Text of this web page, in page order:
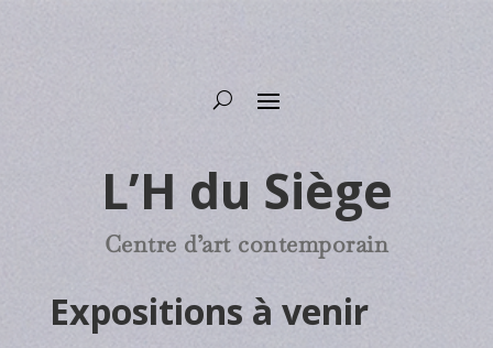
L’H du Siège
Centre d’art contemporain
Expositions à venir